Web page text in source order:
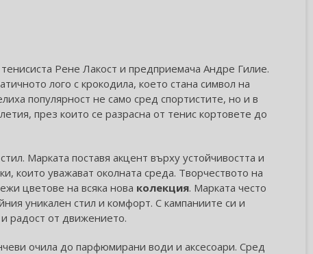
Рене Лакост и предприемача Андре Гилие.
лого с крокодила, което стана символ на
популярност не само сред спортистите, но и в
през които се разрасна от тенис кортовете до
Марката поставя акцент върху устойчивостта и
които уважават околната среда. Творчеството на
цветове на всяка нова колекция. Марката често
уникален стил и комфорт. С кампаниите си и
радост от движението.
очила до парфюмирани води и аксесоари. Сред